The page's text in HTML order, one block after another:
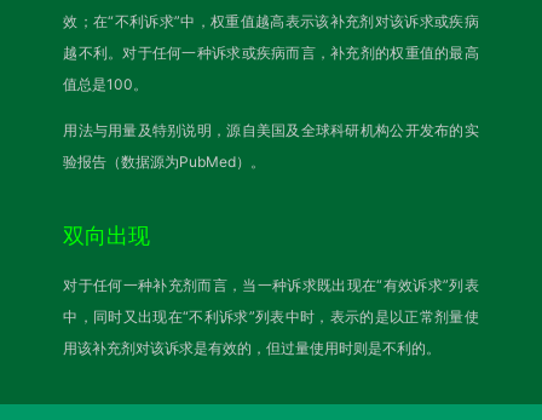
效；在“不利诉求”中，权重值越高表示该补充剂对该诉求或疾病
越不利。对于任何一种诉求或疾病而言，补充剂的权重值的最高
值总是100。
用法与用量及特别说明，源自美国及全球科研机构公开发布的实
验报告（数据源为PubMed）。
双向出现
对于任何一种补充剂而言，当一种诉求既出现在“有效诉求”列表
中，同时又出现在“不利诉求”列表中时，表示的是以正常剂量使
用该补充剂对该诉求是有效的，但过量使用时则是不利的。